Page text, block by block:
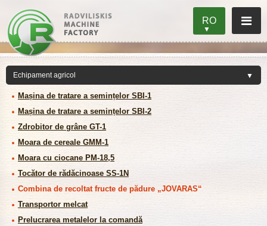
RO
Mașina de tratare a semințelor SBI-1
Mașina de tratare a semințelor SBI-2
Zdrobitor de grâne GT-1
Moara de cereale GMM-1
Moara cu ciocane PM-18,5
Tocător de rădăcinoase SS-1N
Combina de recoltat fructe de pădure „JOVARAS“
Transportor melcat
Prelucrarea metalelor la comandă